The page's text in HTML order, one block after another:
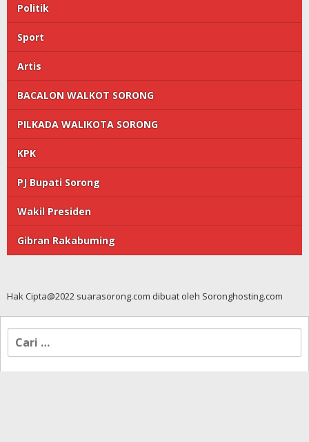
Politik
Sport
Artis
BACALON WALKOT SORONG
PILKADA WALIKOTA SORONG
KPK
PJ Bupati Sorong
Wakil Presiden
Gibran Rakabuming
Hak Cipta@2022 suarasorong.com dibuat oleh Soronghosting.com
Cari
untuk: